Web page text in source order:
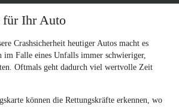
für Ihr Auto
Crashsicherheit heutiger Autos macht es
im Falle eines Unfalls immer schwieriger,
Oftmals geht dadurch viel wertvolle Zeit
können die Rettungskräfte erkennen, wo